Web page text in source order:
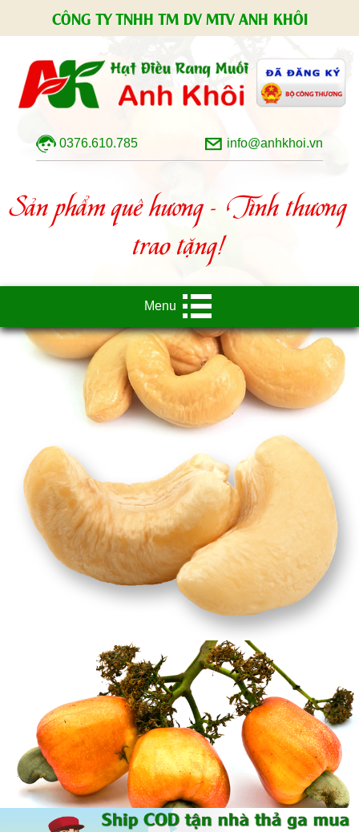
CÔNG TY TNHH TM DV MTV ANH KHÔI
0376.610.785 info@anhkhoi.vn
Sản phẩm quê hương - Tình thương
trao tặng!
Menu